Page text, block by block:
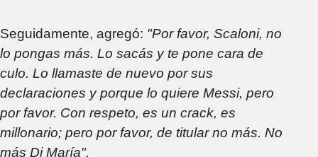
Seguidamente, agregó: "Por favor, Scaloni, no
lo pongas más. Lo sacás y te pone cara de
culo. Lo llamaste de nuevo por sus
declaraciones y porque lo quiere Messi, pero
por favor. Con respeto, es un crack, es
millonario; pero por favor, de titular no más. No
más Di María".